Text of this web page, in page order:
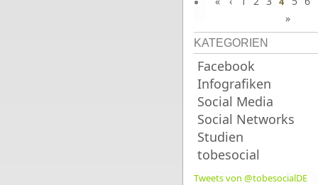
»
KATEGORIEN
Facebook
Infografiken
Social Media
Social Networks
Studien
tobesocial
Tweets von @tobesocialDE